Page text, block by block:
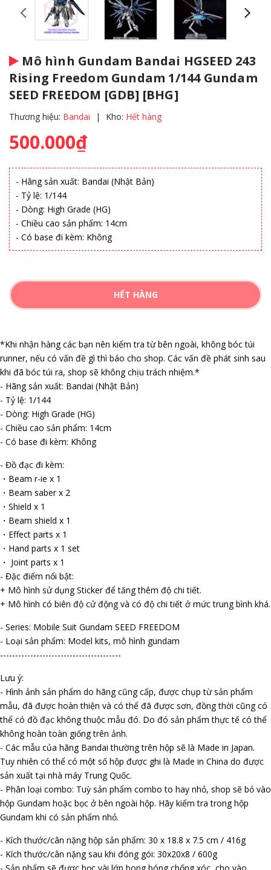
Mô hình Gundam Bandai HGSEED 243
Rising Freedom Gundam 1/144 Gundam
SEED FREEDOM [GDB] [BHG]
Thương hiệu: Bandai | Kho: Hết hàng
500.000₫
- Hãng sản xuất: Bandai (Nhật Bản)
- Tỷ lệ: 1/144
- Dòng: High Grade (HG)
- Chiều cao sản phẩm: 14cm
- Có base đi kèm: Không
HẾT HÀNG
*Khi nhận hàng các bạn nên kiểm tra từ bên ngoài, không bóc túi
runner, nếu có vấn đề gì thì báo cho shop. Các vấn đề phát sinh sau
khi đã bóc túi ra, shop sẽ không chịu trách nhiệm.*
- Hãng sản xuất: Bandai (Nhật Bản)
- Tỷ lệ: 1/144
- Dòng: High Grade (HG)
- Chiều cao sản phẩm: 14cm
- Có base đi kèm: Không
- Đồ đạc đi kèm:
・Beam r-ifle x 1
・Beam saber x 2
・Shield x 1
・Beam shield x 1
・Effect parts x 1
・Hand parts x 1 set
・ Joint parts x 1
- Đặc điểm nổi bật:
+ Mô hình sử dụng Sticker để tăng thêm độ chi tiết.
+ Mô hình có biên độ cử động và có độ chi tiết ở mức trung bình khá.
- Series: Mobile Suit Gundam SEED FREEDOM
- Loại sản phẩm: Model kits, mô hình gundam
----------------------------------------
Lưu ý:
- Hình ảnh sản phẩm do hãng cũng cấp, được chụp từ sản phẩm
mẫu, đã được hoàn thiện và có thể đã được sơn, đồng thời cũng có
thể có đồ đạc không thuộc mẫu đó. Do đó sản phẩm thực tế có thể
không hoàn toàn giống trên ảnh.
- Các mẫu của hãng Bandai thường trên hộp sẽ là Made in Japan.
Tuy nhiên có thể có một số hộp được ghi là Made in China do được
sản xuất tại nhà máy Trung Quốc.
- Phân loại combo: Tuỳ sản phẩm combo to hay nhỏ, shop sẽ bỏ vào
hộp Gundam hoặc bọc ở bên ngoài hộp. Hãy kiểm tra trong hộp
Gundam khi có sản phẩm nhỏ.
- Kích thước/cân nặng hộp sản phẩm: 30 x 18.8 x 7.5 cm / 416g
- Kích thước/cân nặng sau khi đóng gói: 30x20x8 / 600g